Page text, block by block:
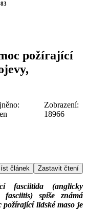
požírající
Zobrazení:
18966
článek Zastavit čtení
fasciitida (anglicky
fasciitis) spíše známá
požírající lidské maso je